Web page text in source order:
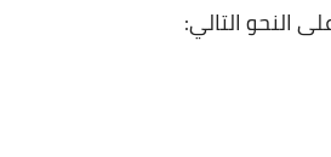
النحو التالي: